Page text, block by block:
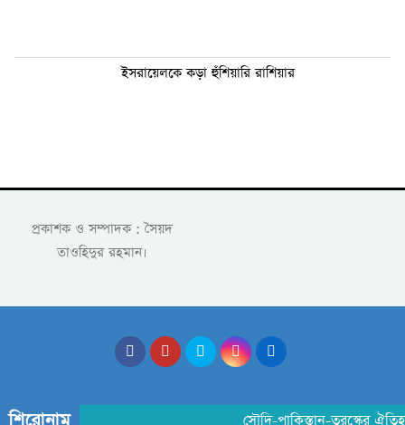
ইসরায়েলকে কড়া হুঁশিয়ারি রাশিয়ার
প্রকাশক ও সম্পাদক : সৈয়দ
তাওহিদুর রহমান।